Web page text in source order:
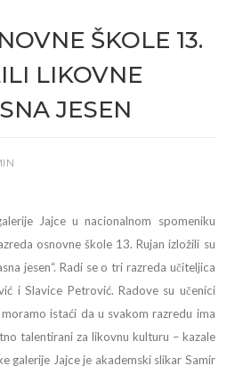
ŠKOLE 13.
LIKOVNE
JESEN
Jajce u nacionalnom spomeniku
osnovne škole 13. Rujan izložili su
jesen“. Radi se o tri razreda učiteljica
i Slavice Petrović. Radove su učenici
istaći da u svakom razredu ima
talentirani za likovnu kulturu – kazale
galerije Jajce je akademski slikar Samir